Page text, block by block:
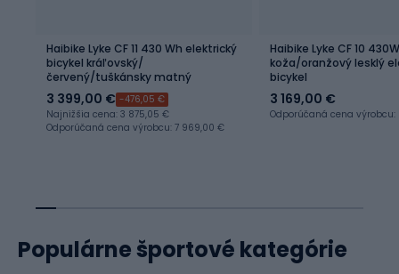
Haibike Lyke CF 11 430 Wh elektrický
bicykel kráľovský/
červený/tuškánsky matný
3 399,00 € -476,05 €
Najnižšia cena: 3 875,05 €
Odporúčaná cena výrobcu: 7 969,00 €
Haibike Lyke CF 10
koža/oranžový lesklý
bicykel
3 169,00 €
Odporúčaná cena výrobcu:
Populárne športové kategórie